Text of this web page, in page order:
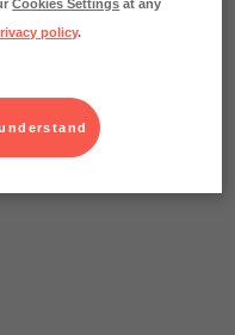
Cookies Settings at any
policy.